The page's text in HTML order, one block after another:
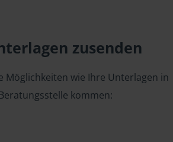
zusenden
Möglichkeiten wie Ihre Unterlagen in
kommen: